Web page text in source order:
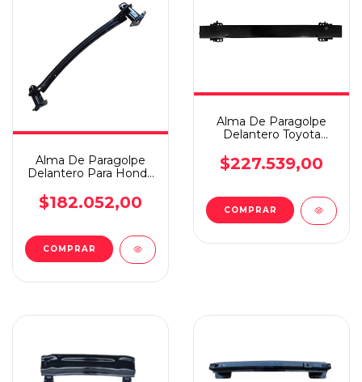
Alma De Paragolpe
Delantero Para Honda
$182.052,00
COMPRAR
Alma De Paragolpe
Delantero Toyota
Adelante
$227.539,00
COMPRAR